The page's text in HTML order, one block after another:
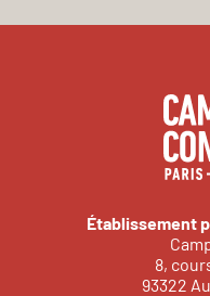
Établissement
8,
93322